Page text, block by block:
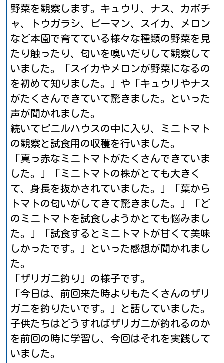
野菜を観察します。キュウリ、ナス、カボチ
ャ、トウガラシ、ピーマン、スイカ、メロン
など本園で育てている様々な種類の野菜を見
たり触ったり、匂いを嗅いだりして観察して
いました。「スイカやメロンが野菜になるの
を初めて知りました。」や「キュウリやナス
がたくさんできていて驚きました。といった
声が聞かれました。
続いてビニルハウスの中に入り、ミニトマト
の観察と試食用の収穫を行いました。
「真っ赤なミニトマトがたくさんできていま
した。」「ミニトマトの株がとても大きく
て、身長を抜かされていました。」「葉から
トマトの匂いがしてきて驚きました。」「ど
のミニトマトを試食しようかとても悩みまし
た。」「試食するとミニトマトが甘くて美味
しかったです。」といった感想が聞かれまし
た。
「ザリガニ釣り」の様子です。
「今日は、前回来た時よりもたくさんのザリ
ガニを釣りたいです。」と話していました。
子供たちはどうすればザリガニが釣れるのか
を前回の時に学習し、今回はそれを実践して
いました。